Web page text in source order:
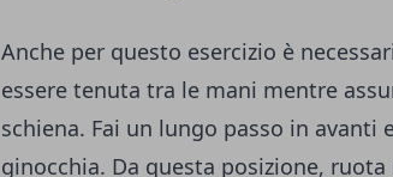
Anche per questo esercizio è
essere tenuta tra le mani mentre
schiena. Fai un lungo passo in
ginocchia. Da questa posizione,